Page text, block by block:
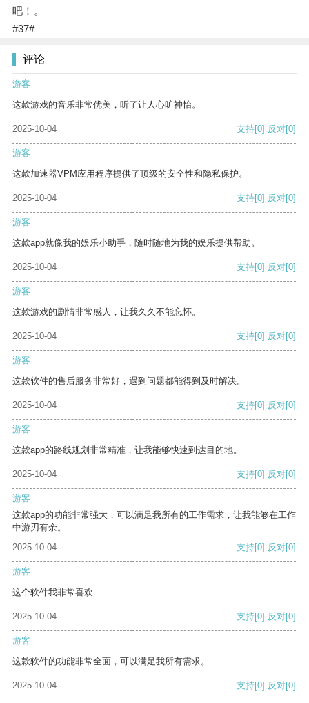
吧！。
#37#
评论
游客
这款游戏的音乐非常优美，听了让人心旷神怡。
2025-10-04 支持[0] 反对[0]
游客
这款加速器VPM应用程序提供了顶级的安全性和隐私保护。
2025-10-04 支持[0] 反对[0]
游客
这款app就像我的娱乐小助手，随时随地为我的娱乐提供帮助。
2025-10-04 支持[0] 反对[0]
游客
这款游戏的剧情非常感人，让我久久不能忘怀。
2025-10-04 支持[0] 反对[0]
游客
这款软件的售后服务非常好，遇到问题都能得到及时解决。
2025-10-04 支持[0] 反对[0]
游客
这款app的路线规划非常精准，让我能够快速到达目的地。
2025-10-04 支持[0] 反对[0]
游客
这款app的功能非常强大，可以满足我所有的工作需求，让我能够在工作
中游刃有余。
2025-10-04
支持[0] 反对[0]
游客
这个软件我非常喜欢
2025-10-04 支持[0] 反对[0]
游客
这款软件的功能非常全面，可以满足我所有需求。
2025-10-04 支持[0] 反对[0]